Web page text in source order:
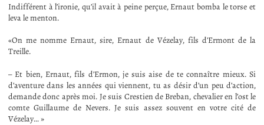
Indifférent à l’ironie, qu’il avait à peine perçue, Ernaut bomba le torse et
leva le menton.
«On me nomme Ernaut, sire, Ernaut de Vézelay, fils d’Ermont de la
Treille.
– Et bien, Ernaut, fils d’Ermon, je suis aise de te connaître mieux. Si
d’aventure dans les années qui viennent, tu as désir d’un peu d’action,
demande donc après moi. Je suis Crestien de Breban, chevalier en l’ost le
comte Guillaume de Nevers. Je suis assez souvent en votre cité de
Vézelay… »